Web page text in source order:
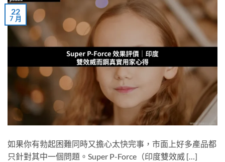
22
7 月
如果你有勃起困難同時又擔心太快完事，市面上好多產品都
只針對其中一個問題。Super P-Force（印度雙效威 […]